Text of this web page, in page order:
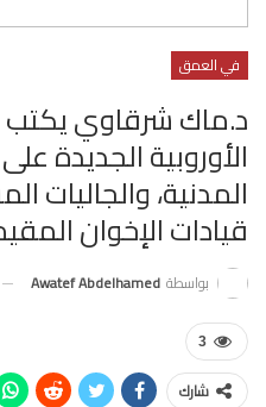
في العمق
د.ماك شرقاوي يكتب :
الأوروبية الجديدة
المدنية، والجاليات
قيادات الإخوان
بواسطة Awatef Abdelhamed
3
شارك